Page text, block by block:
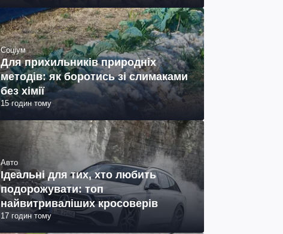
Соціум
Для прихильників природніх
методів: як боротись зі слимаками
без хімії
15 годин тому
Авто
Ідеальні для тих, хто любить
подорожувати: топ
найвитриваліших кросоверів
17 годин тому